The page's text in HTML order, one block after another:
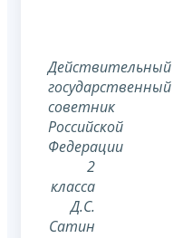
Действительный
государственный
советник
Российской
Федерации
2
класса
Д.С.
Сатин